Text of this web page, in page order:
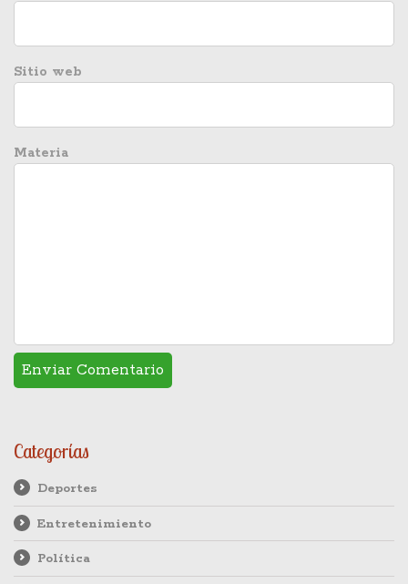
Sitio web
Materia
Categorías
Deportes
Entretenimiento
Política